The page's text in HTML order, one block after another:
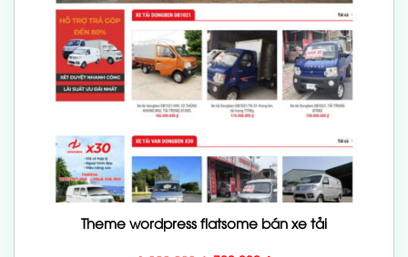
Theme wordpress flatsome bán xe tải